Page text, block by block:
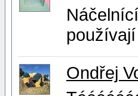
Ondřej